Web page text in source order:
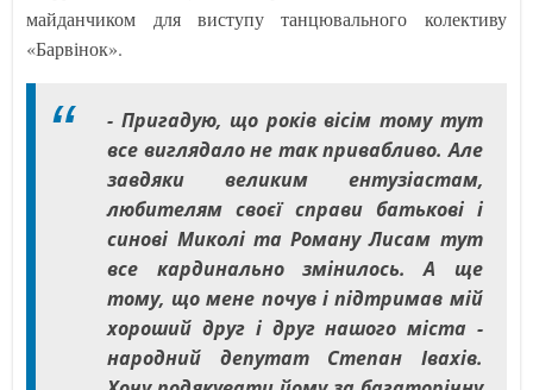
майданчиком для виступу танцювального колективу
«Барвінок».
- Пригадую, що років вісім тому тут
все виглядало не так привабливо. Але
завдяки великим ентузіастам,
любителям своєї справи батькові і
синові Миколі та Роману Лисам тут
все кардинально змінилось. А ще
тому, що мене почув і підтримав мій
хороший друг і друг нашого міста -
народний депутат Степан Івахів.